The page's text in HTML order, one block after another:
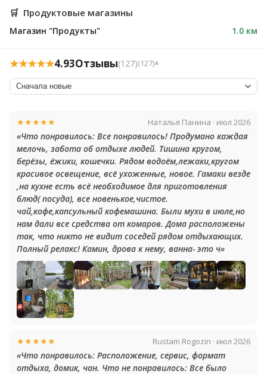
🛒 Продуктовые магазины
Магазин "Продукты" 1.0 км
★★★★★4.93Отзывы(127)(127)▾
★★★★★ Наталья Панина · июл 2026
«Что понравилось: Все понравилось! Продумано каждая
мелочь, забота об отдыхе людей. Тишина кругом,
берёзы, ёжики, кошечки. Рядом водоём,лежаки,кругом
красивое освещение, всё ухоженные, новое. Гамаки везде
,на кухне есть всё необходимое для приготовления
блюд( посуда), все новенькое,чистое.
чай,кофе,капсульный кофемашина. Были мухи в июле,но
нам дали все средства от комаров. Дома расположены
так, что никто не видит соседей рядом отдыхающих.
Полный релакс! Камин, дрова к нему, ванна- это ч»
★★★★★ Rustam Rogozin · июл 2026
«Что понравилось: Расположение, сервис, формат
отдыха, домик, чан. Что не понравилось: Все было